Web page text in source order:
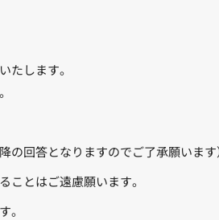
たします。
回答となりますのでご了承願います
ことはご遠慮願います。
。